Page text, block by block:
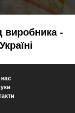
виробника -